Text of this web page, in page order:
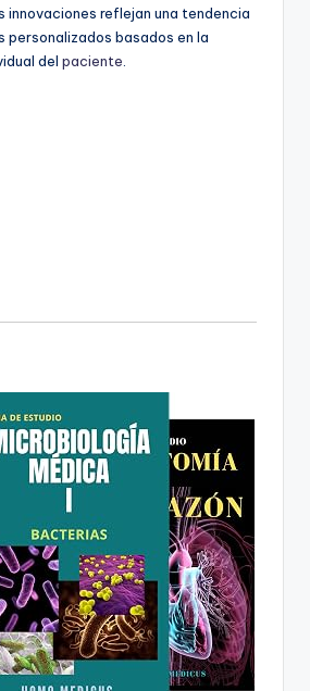
innovaciones reflejan una tendencia
basados en la
del paciente